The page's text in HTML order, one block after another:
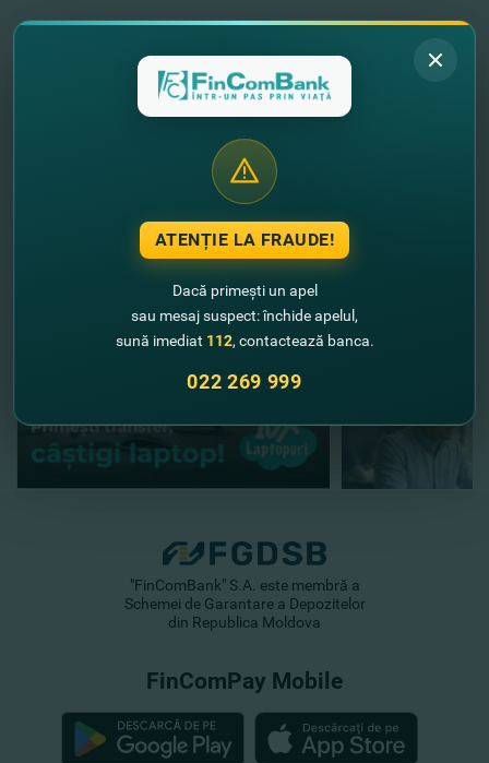
Vreai să afli despre toate ofertele
speciale Mastercard? DETALII
Acum ai la dispoziţie un mega parc de disracţii
"Aquacity Vara Vara" cu Mastercard de la FinComBank!
Alte noutăţi
"FinComBank" S.A. este membră a
Schemei de Garantare a Depozitelor
din Republica Moldova
FinComPay Mobile
ATENȚIE LA FRAUDE!
Dacă primești un apel
sau mesaj suspect: închide apelul,
sună imediat 112, contactează banca.
022 269 999